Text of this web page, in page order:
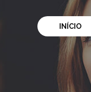
INÍCIO